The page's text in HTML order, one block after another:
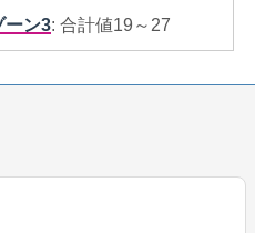
ーン3: 合計値19～27